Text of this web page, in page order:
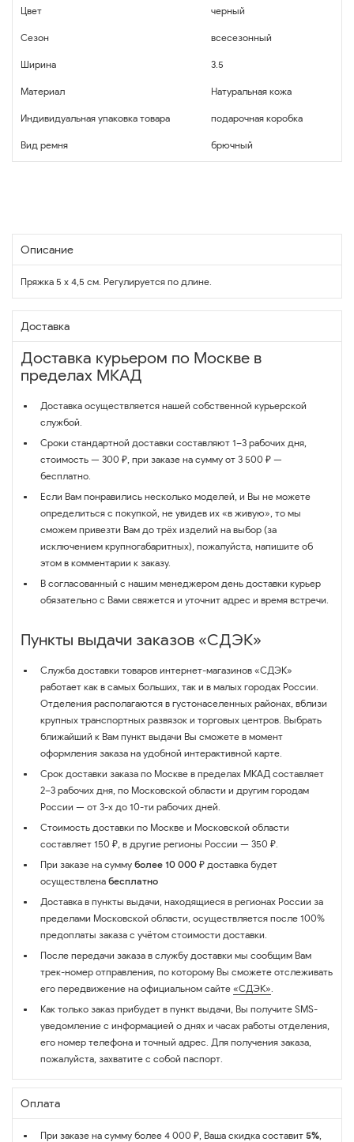
Цвет черный
Сезон всесезонный
Ширина 3.5
Материал Натуральная кожа
Индивидуальная упаковка товара подарочная коробка
Вид ремня брючный
Описание
Пряжка 5 х 4,5 см. Регулируется по длине.
Доставка
Доставка курьером по Москве в
пределах МКАД
Доставка осуществляется нашей собственной курьерской
службой.
Сроки стандартной доставки составляют 1–3 рабочих дня,
стоимость — 300 ₽, при заказе на сумму от 3 500 ₽ —
бесплатно.
Если Вам понравились несколько моделей, и Вы не можете
определиться с покупкой, не увидев их «в живую», то мы
сможем привезти Вам до трёх изделий на выбор (за
исключением крупногабаритных), пожалуйста, напишите об
этом в комментарии к заказу.
В согласованный с нашим менеджером день доставки курьер
обязательно с Вами свяжется и уточнит адрес и время встречи.
Пункты выдачи заказов «СДЭК»
Служба доставки товаров интернет-магазинов «СДЭК»
работает как в самых больших, так и в малых городах России.
Отделения располагаются в густонаселенных районах, вблизи
крупных транспортных развязок и торговых центров. Выбрать
ближайший к Вам пункт выдачи Вы сможете в момент
оформления заказа на удобной интерактивной карте.
Срок доставки заказа по Москве в пределах МКАД составляет
2–3 рабочих дня, по Московской области и другим городам
России — от 3-х до 10-ти рабочих дней.
Стоимость доставки по Москве и Московской области
составляет 150 ₽, в другие регионы России — 350 ₽.
При заказе на сумму более 10 000 ₽ доставка будет
осуществлена бесплатно
Доставка в пункты выдачи, находящиеся в регионах России за
пределами Московской области, осуществляется после 100%
предоплаты заказа с учётом стоимости доставки.
После передачи заказа в службу доставки мы сообщим Вам
трек-номер отправления, по которому Вы сможете отслеживать
его передвижение на официальном сайте «СДЭК».
Как только заказ прибудет в пункт выдачи, Вы получите SMS-
уведомление с информацией о днях и часах работы отделения,
его номер телефона и точный адрес. Для получения заказа,
пожалуйста, захватите с собой паспорт.
Оплата
При заказе на сумму более 4 000 ₽, Ваша скидка составит 5%,